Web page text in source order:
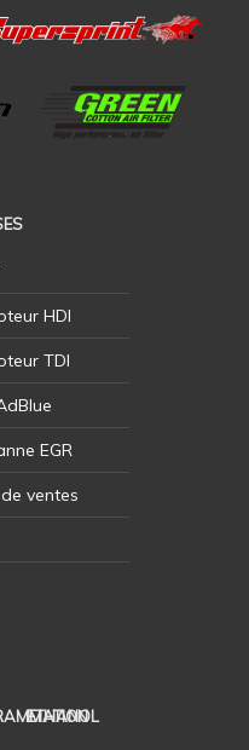
HDI
TDI
EGR
ventes
ETHANOL